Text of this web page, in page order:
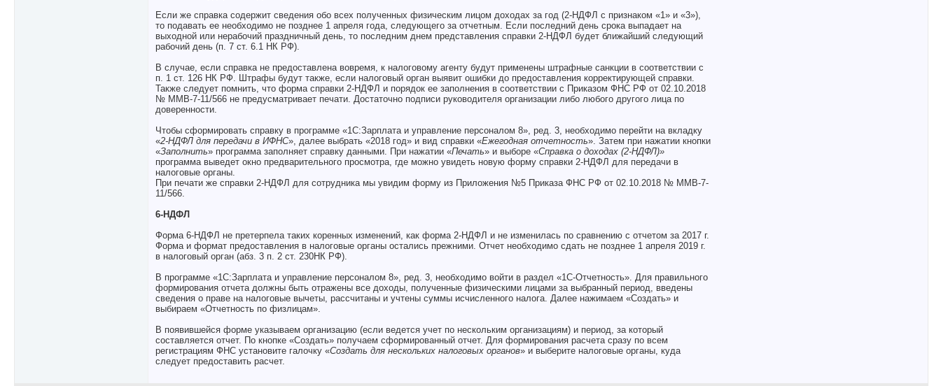
Если же справка содержит сведения обо всех полученных физическим лицом доходах за год (2-НДФЛ с признаком «1» и «3»),
то подавать ее необходимо не позднее 1 апреля года, следующего за отчетным. Если последний день срока выпадает на
выходной или нерабочий праздничный день, то последним днем представления справки 2-НДФЛ будет ближайший следующий
рабочий день (п. 7 ст. 6.1 НК РФ).
В случае, если справка не предоставлена вовремя, к налоговому агенту будут применены штрафные санкции в соответствии с
п. 1 ст. 126 НК РФ. Штрафы будут также, если налоговый орган выявит ошибки до предоставления корректирующей справки.
Также следует помнить, что форма справки 2-НДФЛ и порядок ее заполнения в соответствии с Приказом ФНС РФ от 02.10.2018
№ ММВ-7-11/566 не предусматривает печати. Достаточно подписи руководителя организации либо любого другого лица по
доверенности.
Чтобы сформировать справку в программе «1С:Зарплата и управление персоналом 8», ред. 3, необходимо перейти на вкладку
«2-НДФЛ для передачи в ИФНС», далее выбрать «2018 год» и вид справки «Ежегодная отчетность». Затем при нажатии кнопки
«Заполнить» программа заполняет справку данными. При нажатии «Печать» и выборе «Справка о доходах (2-НДФЛ)»
программа выведет окно предварительного просмотра, где можно увидеть новую форму справки 2-НДФЛ для передачи в
налоговые органы.
При печати же справки 2-НДФЛ для сотрудника мы увидим форму из Приложения №5 Приказа ФНС РФ от 02.10.2018 № ММВ-7-
11/566.
6-НДФЛ
Форма 6-НДФЛ не претерпела таких коренных изменений, как форма 2-НДФЛ и не изменилась по сравнению с отчетом за 2017 г.
Форма и формат предоставления в налоговые органы остались прежними. Отчет необходимо сдать не позднее 1 апреля 2019 г.
в налоговый орган (абз. 3 п. 2 ст. 230НК РФ).
В программе «1С:Зарплата и управление персоналом 8», ред. 3, необходимо войти в раздел «1С-Отчетность». Для правильного
формирования отчета должны быть отражены все доходы, полученные физическими лицами за выбранный период, введены
сведения о праве на налоговые вычеты, рассчитаны и учтены суммы исчисленного налога. Далее нажимаем «Создать» и
выбираем «Отчетность по физлицам».
В появившейся форме указываем организацию (если ведется учет по нескольким организациям) и период, за который
составляется отчет. По кнопке «Создать» получаем сформированный отчет. Для формирования расчета сразу по всем
регистрациям ФНС установите галочку «Создать для нескольких налоговых органов» и выберите налоговые органы, куда
следует предоставить расчет.